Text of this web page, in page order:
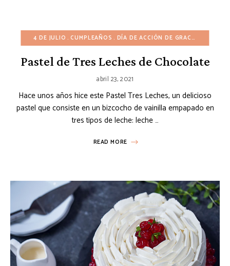
4 DE JULIO CUMPLEAÑOS DÍA DE ACCIÓN DE GRACIAS
Pastel de Tres Leches de Chocolate
abril 23, 2021
Hace unos años hice este Pastel Tres Leches, un delicioso
pastel que consiste en un bizcocho de vainilla empapado en
tres tipos de leche: leche …
READ MORE